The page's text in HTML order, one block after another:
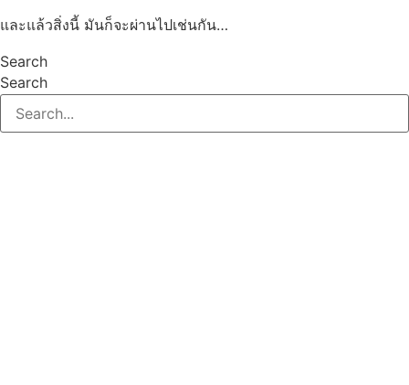
และแล้วสิ่งนี้ มันก็จะผ่านไปเช่นกัน…
Search
Search